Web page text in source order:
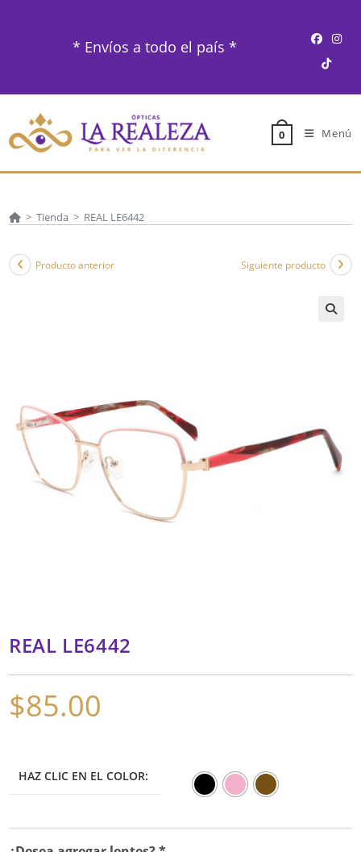
* Envíos a todo el país *
0 Menú
> Tienda > REAL LE6442
Producto anterior Siguiente producto
REAL LE6442
$85.00
HAZ CLIC EN EL COLOR: